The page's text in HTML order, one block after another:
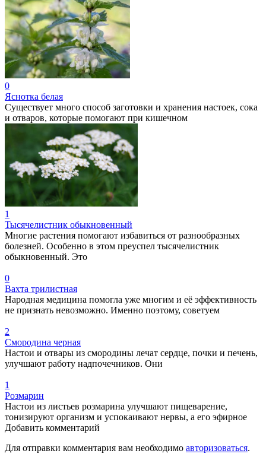
0
Яснотка белая
Существует много способ заготовки и хранения настоек, сока
и отваров, которые помогают при кишечном
1
Тысячелистник обыкновенный
Многие растения помогают избавиться от разнообразных
болезней. Особенно в этом преуспел тысячелистник
обыкновенный. Это
0
Вахта трилистная
Народная медицина помогла уже многим и её эффективность
не признать невозможно. Именно поэтому, советуем
2
Смородина черная
Настои и отвары из смородины лечат сердце, почки и печень,
улучшают работу надпочечников. Они
1
Розмарин
Настои из листьев розмарина улучшают пищеварение,
тонизируют организм и успокаивают нервы, а его эфирное
Добавить комментарий
Для отправки комментария вам необходимо авторизоваться.